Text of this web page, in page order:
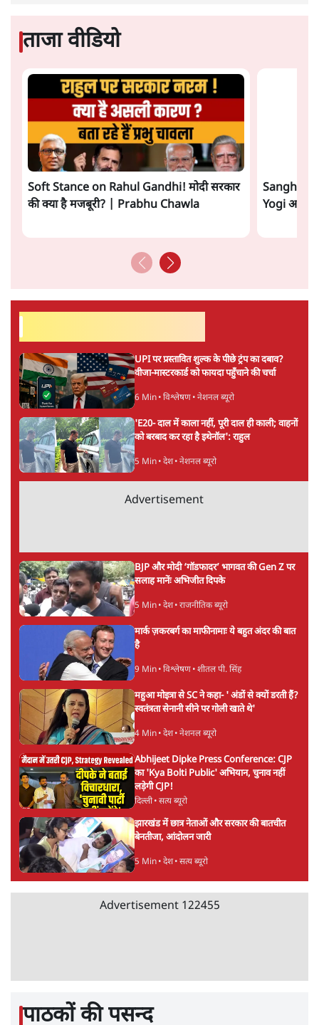
ताजा वीडियो
Soft Stance on Rahul Gandhi! मोदी सरकार
की क्या है मजबूरी? | Prabhu Chawla
Sangh
Yogi आपस
UPI पर प्रस्तावित शुल्क के पीछे ट्रंप का दबाव?
वीजा-मास्टरकार्ड को फायदा पहुँचाने की चर्चा
6 Min• विश्लेषण• नेशनल ब्यूरो
'E20- दाल में काला नहीं, पूरी दाल ही काली; वाहनों
को बरबाद कर रहा है इथेनॉल': राहुल
5 Min• देश• नेशनल ब्यूरो
Advertisement
BJP और मोदी ‘गॉडफादर’ भागवत की Gen Z पर
सलाह मानेंः अभिजीत दिपके
5 Min• देश• राजनीतिक ब्यूरो
मार्क ज़करबर्ग का माफीनामाः ये बहुत अंदर की बात
है
9 Min• विश्लेषण• शीतल पी. सिंह
महुआ मोइत्रा से SC ने कहा- ' अंडों से क्यों डरती हैं?
स्वतंत्रता सेनानी सीने पर गोली खाते थे'
4 Min• देश• नेशनल ब्यूरो
Abhijeet Dipke Press Conference: CJP
का 'Kya Bolti Public' अभियान, चुनाव नहीं
लड़ेगी CJP!
दिल्ली• सत्य ब्यूरो
झारखंड में छात्र नेताओं और सरकार की बातचीत
बेनतीजा, आंदोलन जारी
5 Min• देश• सत्य ब्यूरो
Advertisement 122455
पाठकों की पसन्द